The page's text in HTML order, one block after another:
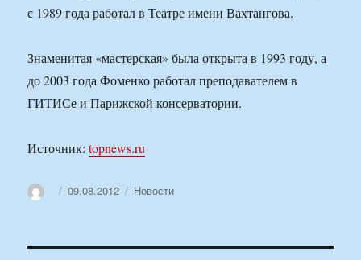
с 1989 года работал в Театре имени Вахтангова.
Знаменитая «мастерская» была открыта в 1993 году, а
до 2003 года Фоменко работал преподавателем в
ГИТИСе и Парижской консерватории.
Источник:topnews.ru
АвторОпубликовано
09.08.2012 Рубрики
Новости